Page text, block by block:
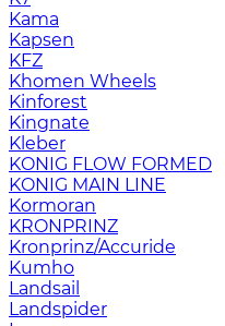
Kama
Kapsen
KFZ
Khomen Wheels
Kinforest
Kingnate
Kleber
KONIG FLOW FORMED
KONIG MAIN LINE
Kormoran
KRONPRINZ
Kronprinz/Accuride
Kumho
Landsail
Landspider